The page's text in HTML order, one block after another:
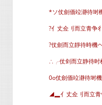
*ソ仗劍侕竝瀞待埘
?亻丈佥刂而立青争
?仗劍而立靜待時機
∴╭仗剑而立静待
0o仗劍侕竝瀞待埘
◢▂亻丈佥刂而立